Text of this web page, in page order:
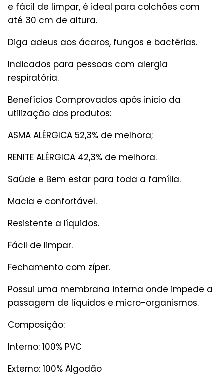
e fácil de limpar, é ideal para colchões com
até 30 cm de altura.
Diga adeus aos ácaros, fungos e bactérias.
Indicados para pessoas com alergia
respiratória.
Benefícios Comprovados após inicio da
utilização dos produtos:
ASMA ALÉRGICA 52,3% de melhora;
RENITE ALÉRGICA 42,3% de melhora.
Saúde e Bem estar para toda a família.
Macia e confortável.
Resistente a líquidos.
Fácil de limpar.
Fechamento com zíper.
Possui uma membrana interna onde impede a
passagem de líquidos e micro-organismos.
Composição:
Interno: 100% PVC
Externo: 100% Algodão